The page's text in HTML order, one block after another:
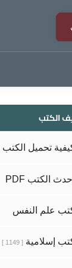
الكتب
تحميل الكتب
أحدث الكتب PDF
علم النفس
إسلامية [ 1149 ]